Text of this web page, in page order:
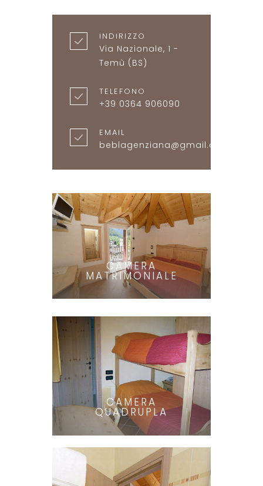
INDIRIZZO
Via Nazionale, 1 -
Temù (BS)
TELEFONO
+39 0364 906090
EMAIL
beblagenziana@gmail.com
CAMERA
MATRIMONIALE
CAMERA
QUADRUPLA